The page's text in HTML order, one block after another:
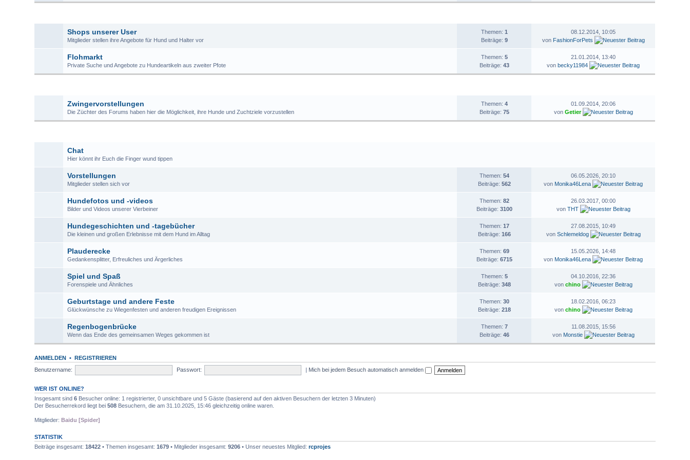
Shops unserer User
Mitglieder stellen ihre Angebote für Hund und Halter vor
Themen: 1
Beiträge: 9
08.12.2014, 10:05
von FashionForPets
Flohmarkt
Private Suche und Angebote zu Hundeartikeln aus zweiter Pfote
Themen: 5
Beiträge: 43
21.01.2014, 13:40
vonbecky11984
Zwingervorstellungen
Die Züchter des Forums haben hier die Möglichkeit, ihre Hunde und Zuchtziele vorzustellen
Themen: 4
Beiträge: 75
01.09.2014, 20:06
von Getier
Chat
Hier könnt ihr Euch die Finger wund tippen
Vorstellungen
Mitglieder stellen sich vor
Themen: 54
Beiträge: 562
06.05.2026, 20:10
von Monika46Lena
Hundefotos und -videos
Bilder und Videos unserer Vierbeiner
Themen: 82
Beiträge: 3100
26.03.2017, 00:00
von THT
Hundegeschichten und -tagebücher
Die kleinen und großen Erlebnisse mit dem Hund im Alltag
Themen: 17
Beiträge: 166
27.08.2015, 10:49
von Schlemeldog
Plauderecke
Gedankensplitter, Erfreuliches und Ärgerliches
Themen: 69
Beiträge: 6715
15.05.2026, 14:48
von Monika46Lena
Spiel und Spaß
Forenspiele und Ähnliches
Themen: 5
Beiträge: 348
04.10.2016, 22:36
von chino
Geburtstage und andere Feste
Glückwünsche zu Wiegenfesten und anderen freudigen Ereignissen
Themen: 30
Beiträge: 218
18.02.2016, 06:23
von chino
Regenbogenbrücke
Wenn das Ende des gemeinsamen Weges gekommen ist
Themen: 7
Beiträge: 46
11.08.2015, 15:56
von Monstie
ANMELDEN •REGISTRIEREN
Benutzername:
Passwort: | Mich bei jedem Besuch automatisch anmelden
WER IST ONLINE?
Insgesamt sind6 Besucher online: 1 registrierter, 0 unsichtbare und 5 Gäste (basierend auf den aktiven Besuchern der letzten 3 Minuten)
Der Besucherrekord liegt bei508 Besuchern, die am 31.10.2025, 15:46 gleichzeitig online waren.
Mitglieder:Baidu [Spider]
STATISTIK
Beiträge insgesamt:18422 • Themen insgesamt:1679 • Mitglieder insgesamt:9206 • Unser neuestes Mitglied:rcprojes